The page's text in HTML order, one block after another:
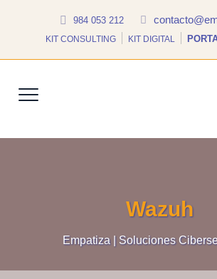
984 053 212
KIT CONSULTING KIT DIGITAL
Wazuh
Empatiza | Soluciones